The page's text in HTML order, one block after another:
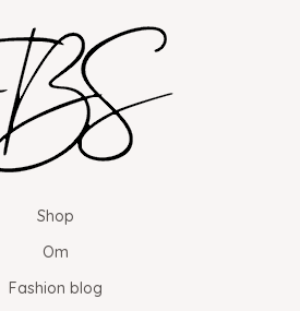
Shop
Om
Fashion blog